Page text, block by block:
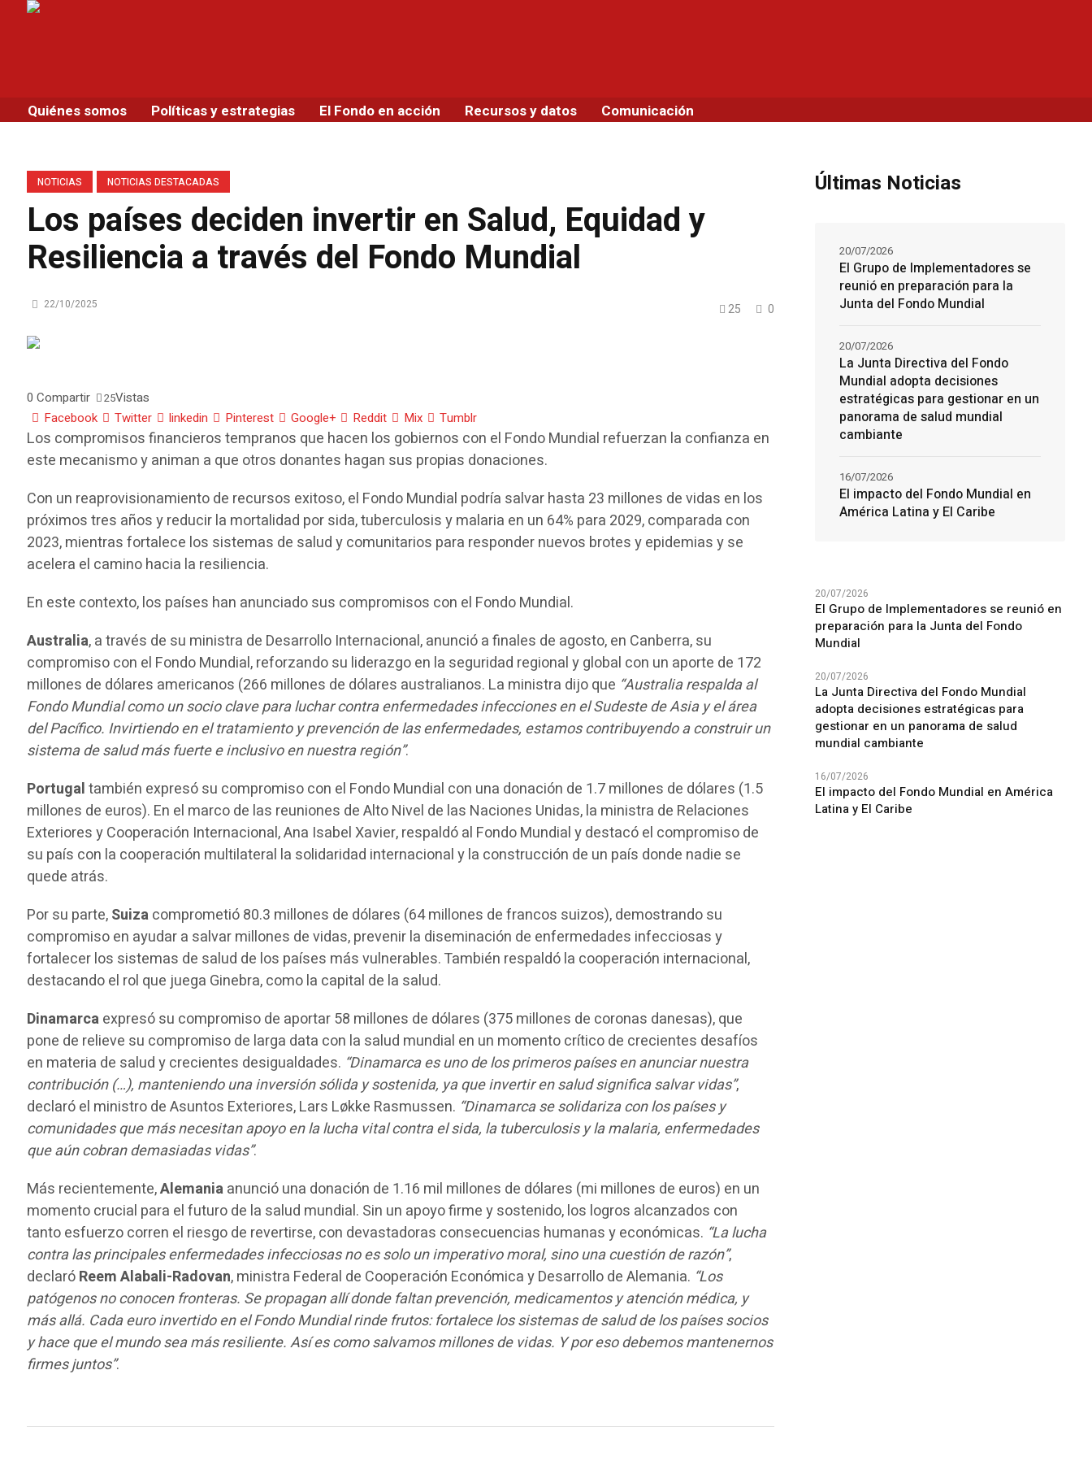
Quiénes somos Políticas y estrategias El Fondo en acción Recursos y datos Comunicación
NOTICIAS NOTICIAS DESTACADAS
Los países deciden invertir en Salud, Equidad y
Resiliencia a través del Fondo Mundial
25 0
22/10/2025
0Compartir 25Vistas
Facebook
Twitter linkedin Pinterest Google+ Reddit Mix Tumblr
Los compromisos financieros tempranos que hacen los gobiernos con el Fondo Mundial refuerzan la confianza en
este mecanismo y animan a que otros donantes hagan sus propias donaciones.
Con un reaprovisionamiento de recursos exitoso, el Fondo Mundial podría salvar hasta 23 millones de vidas en los
próximos tres años y reducir la mortalidad por sida, tuberculosis y malaria en un 64% para 2029, comparada con
2023, mientras fortalece los sistemas de salud y comunitarios para responder nuevos brotes y epidemias y se
acelera el camino hacia la resiliencia.
En este contexto, los países han anunciado sus compromisos con el Fondo Mundial.
Australia, a través de su ministra de Desarrollo Internacional, anunció a finales de agosto, en Canberra, su
compromiso con el Fondo Mundial, reforzando su liderazgo en la seguridad regional y global con un aporte de 172
millones de dólares americanos (266 millones de dólares australianos. La ministra dijo que “Australia respalda al
Fondo Mundial como un socio clave para luchar contra enfermedades infecciones en el Sudeste de Asia y el área
del Pacífico. Invirtiendo en el tratamiento y prevención de las enfermedades, estamos contribuyendo a construir un
sistema de salud más fuerte e inclusivo en nuestra región”.
Portugaltambién expresó su compromiso con el Fondo Mundial con una donación de 1.7 millones de dólares (1.5
millones de euros). En el marco de las reuniones de Alto Nivel de las Naciones Unidas, la ministra de Relaciones
Exteriores y Cooperación Internacional, Ana Isabel Xavier, respaldó al Fondo Mundial y destacó el compromiso de
su país con la cooperación multilateral la solidaridad internacional y la construcción de un país donde nadie se
quede atrás.
Por su parte,Suizacomprometió 80.3 millones de dólares (64 millones de francos suizos), demostrando su
compromiso en ayudar a salvar millones de vidas, prevenir la diseminación de enfermedades infecciosas y
fortalecer los sistemas de salud de los países más vulnerables. También respaldó la cooperación internacional,
destacando el rol que juega Ginebra, como la capital de la salud.
Dinamarcaexpresó su compromiso de aportar 58 millones de dólares (375 millones de coronas danesas), que
pone de relieve su compromiso de larga data con la salud mundial en un momento crítico de crecientes desafíos
en materia de salud y crecientes desigualdades. “Dinamarca es uno de los primeros países en anunciar nuestra
contribución (…), manteniendo una inversión sólida y sostenida, ya que invertir en salud significa salvar vidas”,
declaró el ministro de Asuntos Exteriores, Lars Løkke Rasmussen. “Dinamarca se solidariza con los países y
comunidades que más necesitan apoyo en la lucha vital contra el sida, la tuberculosis y la malaria, enfermedades
que aún cobran demasiadas vidas”.
Más recientemente,Alemaniaanunció una donación de 1.16 mil millones de dólares (mi millones de euros) en un
momento crucial para el futuro de la salud mundial. Sin un apoyo firme y sostenido, los logros alcanzados con
tanto esfuerzo corren el riesgo de revertirse, con devastadoras consecuencias humanas y económicas. “La lucha
contra las principales enfermedades infecciosas no es solo un imperativo moral, sino una cuestión de razón”,
declaróReem Alabali-Radovan, ministra Federal de Cooperación Económica y Desarrollo de Alemania. “Los
patógenos no conocen fronteras. Se propagan allí donde faltan prevención, medicamentos y atención médica, y
más allá. Cada euro invertido en el Fondo Mundial rinde frutos: fortalece los sistemas de salud de los países socios
y hace que el mundo sea más resiliente. Así es como salvamos millones de vidas. Y por eso debemos mantenernos
firmes juntos”.
Últimas Noticias
El Grupo de Implementadores se
reunió en preparación para la
Junta del Fondo Mundial
20/07/2026
La Junta Directiva del Fondo
Mundial adopta decisiones
estratégicas para gestionar en un
panorama de salud mundial
cambiante
20/07/2026
El impacto del Fondo Mundial en
América Latina y El Caribe
16/07/2026
20/07/2026
El Grupo de Implementadores se reunió en
preparación para la Junta del Fondo
Mundial
20/07/2026
La Junta Directiva del Fondo Mundial
adopta decisiones estratégicas para
gestionar en un panorama de salud
mundial cambiante
16/07/2026
El impacto del Fondo Mundial en América
Latina y El Caribe